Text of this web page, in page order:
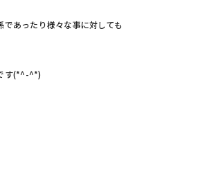
あったり様々な事に対しても
す(*^-^*)